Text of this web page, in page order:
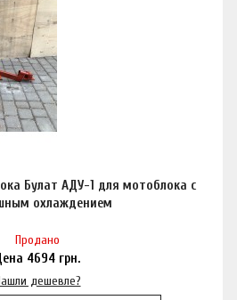
Булат АДУ-1 для мотоблока с
охлаждением
Продано
4694 грн.
дешевле?